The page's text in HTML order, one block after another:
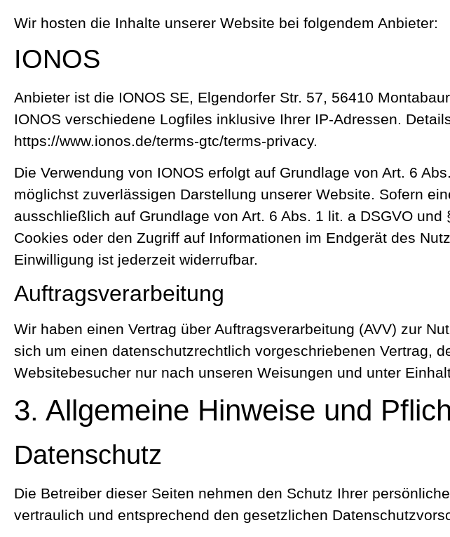
Wir hosten die Inhalte unserer Website bei folgendem Anbieter:
IONOS
Anbieter ist die IONOS SE, Elgendorfer Str. 57, 56410
IONOS verschiedene Logfiles inklusive Ihrer IP-Adressen.
https://www.ionos.de/terms-gtc/terms-privacy.
Die Verwendung von IONOS erfolgt auf Grundlage von Art. 6
möglichst zuverlässigen Darstellung unserer Website. Sofern
ausschließlich auf Grundlage von Art. 6 Abs. 1 lit. a DSGVO
Cookies oder den Zugriff auf Informationen im Endgerät des
Einwilligung ist jederzeit widerrufbar.
Auftragsverarbeitung
Wir haben einen Vertrag über Auftragsverarbeitung (AVV) zur
sich um einen datenschutzrechtlich vorgeschriebenen Vertrag,
Websitebesucher nur nach unseren Weisungen und unter
3. Allgemeine Hinweise und
Datenschutz
Die Betreiber dieser Seiten nehmen den Schutz Ihrer
vertraulich und entsprechend den gesetzlichen